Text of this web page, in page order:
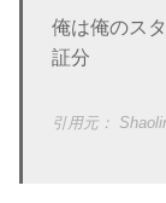
俺は俺のス
証分